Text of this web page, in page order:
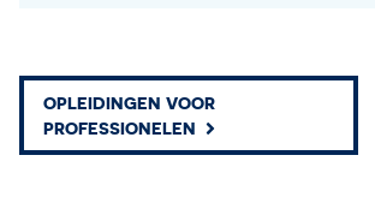
OPLEIDINGEN VOOR
PROFESSIONELEN